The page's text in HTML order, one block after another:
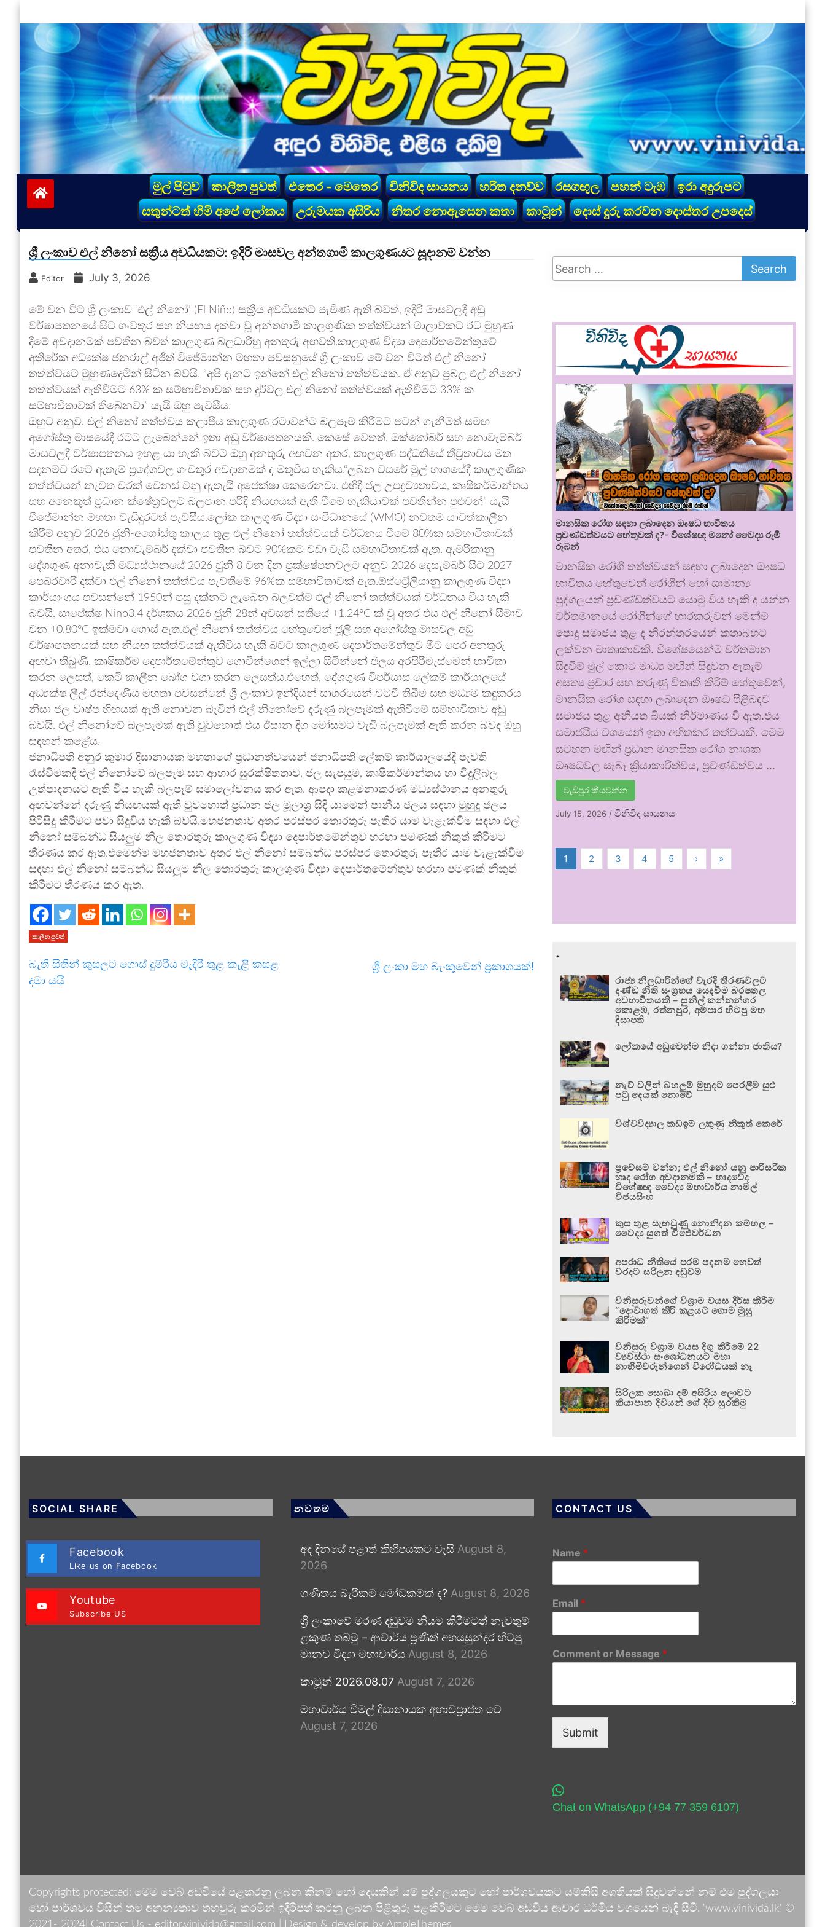
to
content
vinivida.lk
මුල් පිටුව කාලීන පුවත් එතෙර - මෙතෙර විනිවිද සායනය හරිත දනව්ව රසගඟුල පහන් ටැඹ
ඉරා අදුරුපට
සතුන්ටත් හිමි අපේ ලෝකය
උරුමයක අසිරිය නිතර නොඇසෙන කතා කාටූන් දොස් දුරු කරවන දොස්තර උපදෙස්
ශ්‍රී ලංකාව එල් නිනෝ සක්‍රීය අවධියකට: ඉදිරි මාසවල අන්තගාමී කාලගුණයට සූදානම් වන්න
Editor July 3, 2026
මේ වන විට ශ්‍රී ලංකාව ‘එල් නිනෝ’ (El Niño) සක්‍රීය අවධියකට පැමිණ ඇති බවත්, ඉදිරි මාසවලදී අඩු
වර්ෂාපතනයේ සිට ගංවතුර සහ නියඟය දක්වා වූ අන්තගාමී කාලගුණික තත්ත්වයන් මාලාවකට රට මුහුණ
දීමේ අවදානමක් පවතින බවත් කාලගුණ බලධාරීහු අනතුරු අඟවති.කාලගුණ විද්‍යා දෙපාර්තමේන්තුවේ
අතිරේක අධ්‍යක්ෂ ජනරාල් අජිත් විජේමාන්න මහතා පවසනුයේ ශ්‍රී ලංකාව මේ වන විටත් එල් නිනෝ
තත්ත්වයට මුහුණදෙමින් සිටින බවයි. “අපි දැනට ඉන්නේ එල් නිනෝ තත්ත්වයක. ඒ අනුව ප්‍රබල එල් නිනෝ
තත්ත්වයක් ඇතිවීමට 63% ක සම්භාවිතාවක් සහ දුර්වල එල් නිනෝ තත්ත්වයක් ඇතිවීමට 33% ක
සම්භාවිතාවක් තිබෙනවා” යැයි ඔහු පැවසීය.
ඔහුට අනුව, එල් නිනෝ තත්ත්වය කලාපීය කාලගුණ රටාවන්ට බලපෑම් කිරීමට පටන් ගැනීමත් සමඟ
අගෝස්තු මාසයේදී රටට ලැබෙන්නේ ඉතා අඩු වර්ෂාපතනයකි. කෙසේ වෙතත්, ඔක්තෝබර් සහ නොවැම්බර්
මාසවලදී වර්ෂාපතනය ඉහළ යා හැකි බවට ඔහු අනතුරු අඟවන අතර, කාලගුණ පද්ධතියේ තීව්‍රතාවය මත
පදනම්ව රටේ ඇතැම් ප්‍රදේශවල ගංවතුර අවදානමක් ද මතුවිය හැකිය.“ලබන වසරේ මුල් භාගයේදී කාලගුණික
තත්ත්වයන් නැවත වරක් වෙනස් වනු ඇතැයි අපේක්ෂා කෙරෙනවා. එහිදී ජල උපද්‍රව්‍යතාවය, කෘෂිකර්මාන්තය
සහ අනෙකුත් ප්‍රධාන ක්ෂේත්‍රවලට බලපාන පරිදි නියඟයක් ඇති වීමේ හැකියාවක් පවතින්න පුළුවන්” යැයි
විජේමාන්න මහතා වැඩිදුරටත් පැවසීය.ලෝක කාලගුණ විද්‍යා සංවිධානයේ (WMO) නවතම යාවත්කාලීන
කිරීම් අනුව 2026 ජුනි-අගෝස්තු කාලය තුළ එල් නිනෝ තත්ත්වයක් වර්ධනය වීමේ 80%ක සම්භාවිතාවක්
පවතින අතර, එය නොවැම්බර් දක්වා පවතින බවට 90%කට වඩා වැඩි සම්භාවිතාවක් ඇත. ඇමරිකානු
දේශගුණ අනාවැකි මධ්‍යස්ථානයේ 2026 ජුනි 8 වන දින ප්‍රක්ෂේපනවලට අනුව 2026 දෙසැම්බර් සිට 2027
පෙබරවාරි දක්වා එල් නිනෝ තත්ත්වය පැවතීමේ 96%ක සම්භාවිතාවක් ඇත.ඕස්ට්‍රේලියානු කාලගුණ විද්‍යා
කාර්යාංශය පවසන්නේ 1950න් පසු දක්නට ලැබෙන බලවත්ම එල් නිනෝ තත්ත්වයක් වර්ධනය විය හැකි
බවයි. සාපේක්ෂ Nino3.4 දර්ශකය 2026 ජුනි 28න් අවසන් සතියේ +1.24°C ක් වූ අතර එය එල් නිනෝ සීමාව
වන +0.80°C ඉක්මවා ගොස් ඇත.එල් නිනෝ තත්ත්වය හේතුවෙන් ජූලි සහ අගෝස්තු මාසවල අඩු
වර්ෂාපතනයක් සහ නියඟ තත්ත්වයක් ඇතිවිය හැකි බවට කාලගුණ දෙපාර්තමේන්තුව මීට පෙර අනතුරු
අඟවා තිබුණි. කෘෂිකර්ම දෙපාර්තමේන්තුව ගොවීන්ගෙන් ඉල්ලා සිටින්නේ ජලය අරපිරිමැස්මෙන් භාවිතා
කරන ලෙසත්, කෙටි කාලීන බෝග වගා කරන ලෙසත්ය.එහෙත්, දේශගුණ විපර්යාස ලේකම් කාර්යාලයේ
අධ්‍යක්ෂ ලීල් රන්දෙණිය මහතා පවසන්නේ ශ්‍රී ලංකාව ඉන්දියන් සාගරයෙන් වටවී තිබීම සහ මධ්‍යම කඳුකරය
නිසා ජල වාෂ්ප හිඟයක් ඇති නොවන බැවින් එල් නිනෝවේ දරුණු බලපෑමක් ඇතිවීමේ සම්භාවිතාව අඩු
බවයි. එල් නිනෝවේ බලපෑමක් ඇති වුවහොත් එය ඊසාන දිග මෝසමට වැඩි බලපෑමක් ඇති කරන බවද ඔහු
සඳහන් කළේය.
ජනාධිපති අනුර කුමාර දිසානායක මහතාගේ ප්‍රධානත්වයෙන් ජනාධිපති ලේකම් කාර්යාලයේදී පැවති
රැස්වීමකදී එල් නිනෝවේ බලපෑම සහ ආහාර සුරක්ෂිතතාව, ජල සැපයුම, කෘෂිකර්මාන්තය හා විදුලිබල
උත්පාදනයට ඇති විය හැකි බලපෑම් සමාලෝචනය කර ඇත. ආපදා කළමනාකරණ මධ්‍යස්ථානය අනතුරු
අඟවන්නේ දරුණු නියඟයක් ඇති වුවහොත් ප්‍රධාන ජල මූලාශ්‍ර සිඳී යාමෙන් පානීය ජලය සඳහා මුහුදු ජලය
පිරිසිදු කිරීමට පවා සිදුවිය හැකි බවයි.මහජනතාව අතර පරස්පර තොරතුරු පැතිර යාම වැළැක්වීම සඳහා එල්
නිනෝ සම්බන්ධ සියලුම නිල තොරතුරු කාලගුණ විද්‍යා දෙපාර්තමේන්තුව හරහා පමණක් නිකුත් කිරීමට
තීරණය කර ඇත.එමෙන්ම මහජනතාව අතර එල් නිනෝ සම්බන්ධ පරස්පර තොරතුරු පැතිර යාම වැළැක්වීම
සඳහා එල් නිනෝ සම්බන්ධ සියලුම නිල තොරතුරු කාලගුණ විද්‍යා දෙපාර්තමේන්තුව හරහා පමණක් නිකුත්
කිරීමට තීරණය කර ඇත.
කාලීන පුවත්
බැති සිතින් කුසලට ගොස් දුම්රිය මැදිරි තුළ කැළි කසළ
දමා යයි
ශ්‍රී ලංකා මහ බැංකුවෙන් ප්‍රකාශයක්!
මානසික රෝග සඳහා ලබාදෙන ඖෂධ භාවිතය
ප්‍රචණ්ඩත්වයට හේතුවක් ද?- විශේෂඥ මනෝ වෛද්‍ය රූමි
රූබන්
මානසික රෝගී තත්ත්වයන් සඳහා ලබාදෙන ඖෂධ
භාවිතය හේතුවෙන් රෝගීන් හෝ සාමාන්‍ය
පුද්ගලයන් ප්‍රචණ්ඩත්වයට යොමු විය හැකි ද යන්න
වර්තමානයේ රෝගීන්ගේ භාරකරුවන් මෙන්ම
පොදු සමාජය තුළ ද නිරන්තරයෙන් කතාබහට
ලක්වන මාතෘකාවකි. විශේෂයෙන්ම වර්තමාන
සිදුවීම් මුල් කොට මාධ්‍ය මඟින් සිදුවන ඇතැම්
අසත්‍ය ප්‍රචාර සහ කරුණු විකෘති කිරීම් හේතුවෙන්,
මානසික රෝග සඳහා ලබාදෙන ඖෂධ පිළිබඳව
සමාජය තුළ අනියත බියක් නිර්මාණය වී ඇත.එය
සමාජයීය වශයෙන් ඉතා අහිතකර තත්වයකි. මෙම
සටහන මඟින් ප්‍රධාන මානසික රෝග නාශක
ඖෂධවල සැබෑ ක්‍රියාකාරීත්වය, ප්‍රචණ්ඩත්වය …
වැඩිපුර කියවන්න
July 15, 2026 /විනිවිද සායනය
1 2 3 4 5 › »
.
රාජ්‍ය නිලධාරීන්ගේ වැරදි තීරණවලට
දණ්ඩ නීති සංග්‍රහය යෙදවීම බරපතල
අවභාවිතයකි – සුනිල් කන්නන්ගර
කොළඹ, රත්නපුර, අම්පාර හිටපු මහ
දිසාපති
ලෝකයේ අඩුවෙන්ම නිදා ගන්නා ජාතිය?
නැව් වලින් බහලුම් මුහුදට පෙරලීම සුළු
පටු දෙයක් නොවේ
විශ්වවිද්‍යාල කඩඉම් ලකුණු නිකුත් කෙරේ
ප්‍රවේසම් වන්න; එල් නිනෝ යනු පාරිසරික
හෘද රෝග අවදානමකි – හෘදවේද
විශේෂඥ වෛද්‍ය මහාචාර්ය නාමල්
විජයසිංහ
කුස තුළ සැඟවුණු නොනිදන කම්හල –
වෛද්‍ය සුගත් විජේවර්ධන
අපරාධ නීතියේ පරම පදනම හෙවත්
වරදට සරිලන දඬුවම
විනිසුරුවන්ගේ විශ්‍රාම වයස දීර්ඝ කිරීම
“දොවාගත් කිරි කළයට ගොම මුසු
කිරීමක්”
විනිසුරු විශ්‍රාම වයස දිගු කිරීමේ 22
ව්‍යවස්ථා සංශෝධනයට මහා
නාහිමිවරුන්ගෙන් විරෝධයක් නෑ
සිරිලක සොබා දම් අසිරිය ලොවට
කියාපාන දිවියන් ගේ දිවි සුරකිමු
SOCIAL SHARE
Facebook
Like us on Facebook
Youtube
Subscribe US
නවතම
අද දිනයේ පළාත් කිහිපයකට වැසි August 8,
2026
ගණිතය බැරිකම මෝඩකමක් ද? August 8, 2026
ශ්‍රී ලංකාවේ මරණ දඬුවම නියම කිරීමටත් නැවතුම්
ළකුණ තබමු – ආචාර්ය ප්‍රණීත් අභයසුන්දර හිටපු
මානව විද්‍යා මහාචාර්ය August 8, 2026
කාටූන් 2026.08.07 August 7, 2026
මහාචාර්ය විමල් දිසානායක අභාවප්‍රාප්ත වේ
August 7, 2026
CONTACT US
Name *
Email *
Comment or Message *
Submit
Chat on WhatsApp (+94 77 359 6107)
Copyrights protected: මෙම වෙබ් අඩවියේ පළකරනු ලබන කිනම් හෝ දෙයකින් යම් පුද්ගලයකුට හෝ පාර්ශවයකට යම්කිසි අගතියක් සිදුවන්නේ නම් එම පුද්ගලයා
හෝ පාර්ශවය විසින් තම අනන්‍යතාව තහවුරු කරමින් ඉදිරිපත් කරනු ලබන පිළිතුරු පළකිරීමට මෙම වෙබ් අඩවිය ආචාර ධර්මීය වශයෙන් බැඳී සිටී. 'www.vinivida.lk' ©
2021- 2024| Contact Us - editor.vinivida@gmail.com |
Design & develop by AmpleThemes